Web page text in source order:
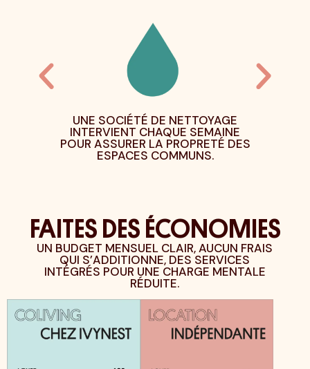
DE NETTOYAGE
CHAQUE SEMAINE
LA PROPRETÉ DES
NOS MAISONS SONT HABITÉES
DES GENS CONCERNÉS PAR
ENVIRONNEMENT, ET QUI FONT
CHOIX DE REJOINDRE LA
COMMUNAUTÉ IVYNEST.
FAITES DES ÉCONOMIES
UN BUDGET MENSUEL CLAIR, AUCUN FRAIS
QUI S’ADDITIONNE, DES SERVICES
INTÉGRÉS POUR UNE CHARGE MENTALE
RÉDUITE.